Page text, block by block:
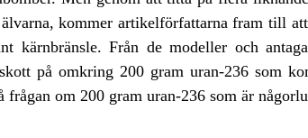
kommer artikelförfattarna fram till
kärnbränsle. Från de modeller och
på omkring 200 gram uran-236 som
frågan om 200 gram uran-236 som är